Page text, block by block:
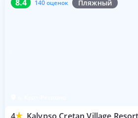
8.4 140 оценок Пляжный